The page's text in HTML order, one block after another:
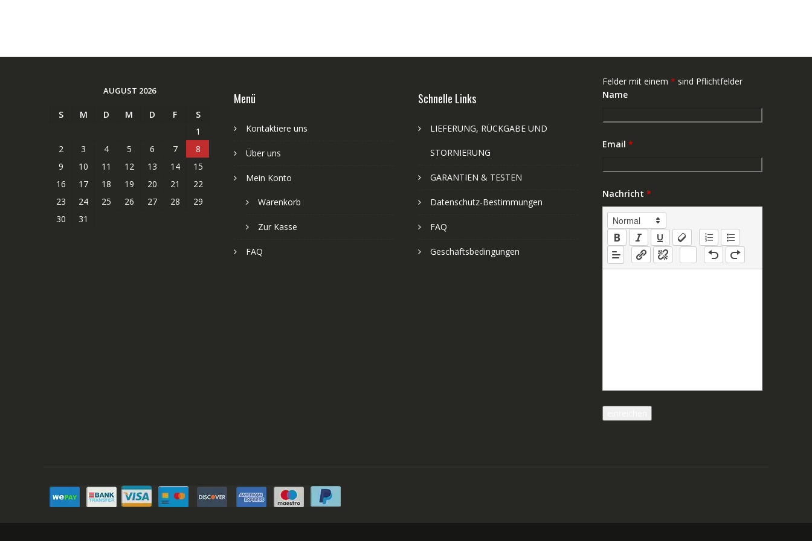
AUGUST 2026
S M D M D F
S
1
2
3 4 5 6 7
8
9
10 11 12 13 14
15
16
17 18 19 20 21
22
23
24 25 26 27 28
29
30
31
Menü
Kontaktiere uns
Über uns
Mein Konto
Warenkorb
Zur Kasse
FAQ
Schnelle Links
LIEFERUNG, RÜCKGABE UND
STORNIERUNG
GARANTIEN & TESTEN
Datenschutz-Bestimmungen
FAQ
Geschäftsbedingungen
Felder mit einem * sind Pflichtfelder
Name
Email *
Nachricht *